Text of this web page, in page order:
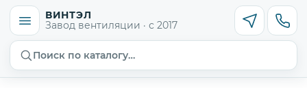
ВИНТЭЛ
Завод вентиляции · с 2017
Поиск по каталогу…